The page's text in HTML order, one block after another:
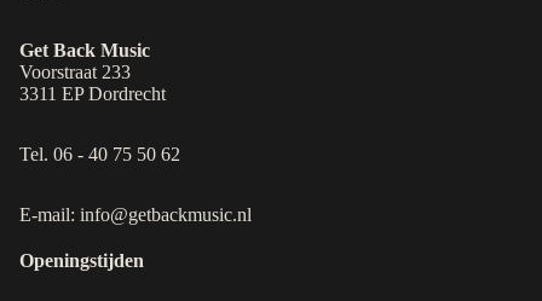
Get Back Music
Voorstraat 233
3311 EP Dordrecht
Tel. 06 - 40 75 50 62
E-mail: info@getbackmusic.nl
Openingstijden